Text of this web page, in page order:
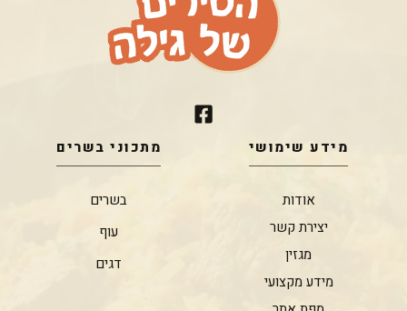
מידע שימושי
אודות
יצירת קשר
מגזין
מידע מקצועי
מתכוני בשרים
בשרים
עוף
דגים